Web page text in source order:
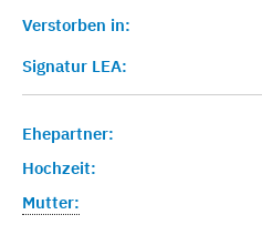
Verstorben in:
Signatur LEA:
Ehepartner:
Hochzeit:
Mutter: